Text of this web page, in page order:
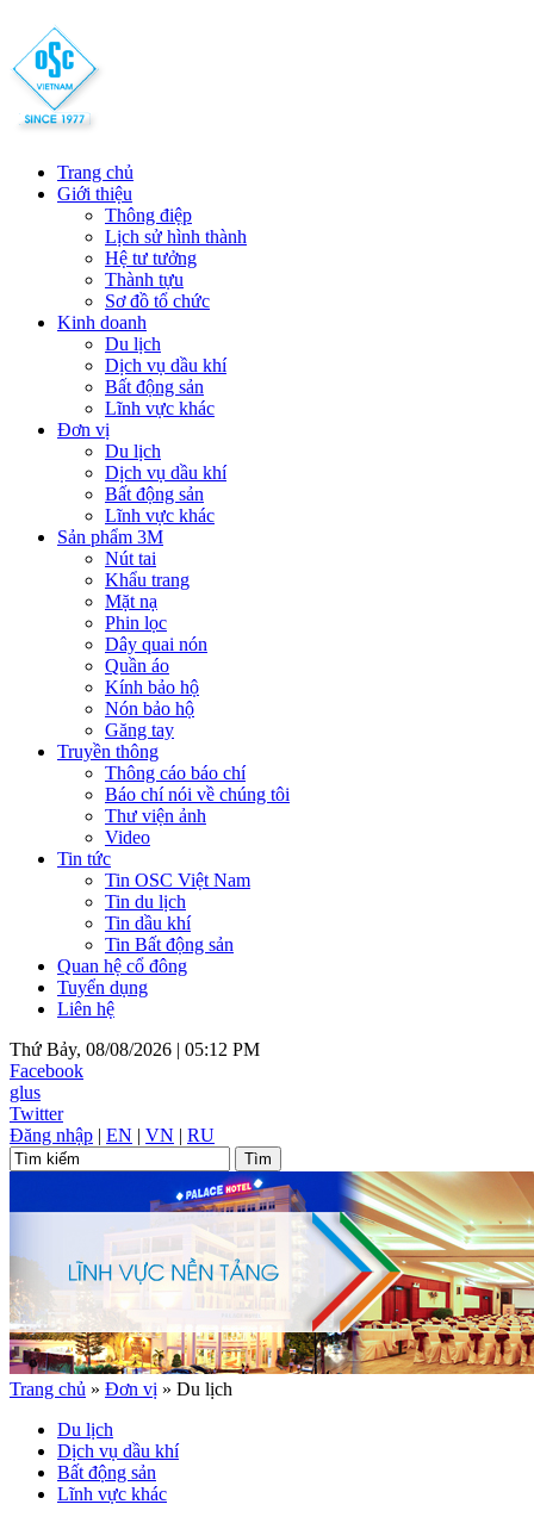
Trang chủ
Giới thiệu
Thông điệp
Lịch sử hình thành
Hệ tư tưởng
Thành tựu
Sơ đồ tổ chức
Kinh doanh
Du lịch
Dịch vụ dầu khí
Bất động sản
Lĩnh vực khác
Đơn vị
Du lịch
Dịch vụ dầu khí
Bất động sản
Lĩnh vực khác
Sản phẩm 3M
Nút tai
Khẩu trang
Mặt nạ
Phin lọc
Dây quai nón
Quần áo
Kính bảo hộ
Nón bảo hộ
Găng tay
Truyền thông
Thông cáo báo chí
Báo chí nói về chúng tôi
Thư viện ảnh
Video
Tin tức
Tin OSC Việt Nam
Tin du lịch
Tin dầu khí
Tin Bất động sản
Quan hệ cổ đông
Tuyển dụng
Liên hệ
Thứ Bảy, 08/08/2026 | 05:12 PM
Facebook
glus
Twitter
Đăng nhập | EN | VN | RU
Trang chủ » Đơn vị » Du lịch
Du lịch
Dịch vụ dầu khí
Bất động sản
Lĩnh vực khác